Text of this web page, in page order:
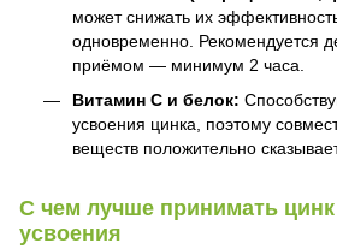
может снижать их
одновременно. Рекомендуется
приёмом — минимум 2 часа.
Витамин С и белок:
усвоения цинка, поэтому
веществ положительно
С чем лучше принимать
усвоения